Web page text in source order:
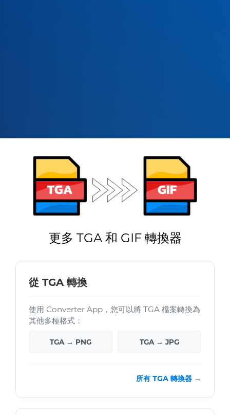
更多 TGA 和 GIF 轉換器
從 TGA 轉換
使用 Converter App，您可以將 TGA 檔案轉換為
其他多種格式：
TGA → PNG TGA → JPG
所有 TGA 轉換器 →